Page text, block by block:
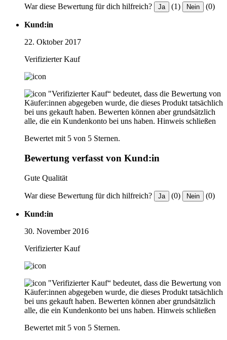
War diese Bewertung für dich hilfreich? Ja (1) Nein (0)
Kund:in
22. Oktober 2017
Verifizierter Kauf
"Verifizierter Kauf“ bedeutet, dass die Bewertung von
Käufer:innen abgegeben wurde, die dieses Produkt tatsächlich
bei uns gekauft haben. Bewerten können aber grundsätzlich
alle, die ein Kundenkonto bei uns haben. Hinweis schließen
Bewertet mit 5 von 5 Sternen.
Bewertung verfasst von Kund:in
Gute Qualität
War diese Bewertung für dich hilfreich? Ja (0) Nein (0)
Kund:in
30. November 2016
Verifizierter Kauf
"Verifizierter Kauf“ bedeutet, dass die Bewertung von
Käufer:innen abgegeben wurde, die dieses Produkt tatsächlich
bei uns gekauft haben. Bewerten können aber grundsätzlich
alle, die ein Kundenkonto bei uns haben. Hinweis schließen
Bewertet mit 5 von 5 Sternen.